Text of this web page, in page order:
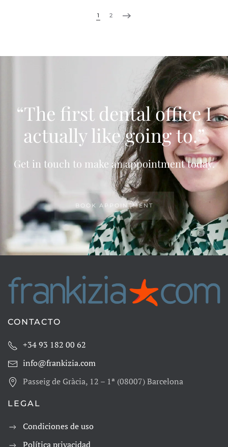
1 2
“The first dental officeI
actually like going to.”
Get in touch to make an appointment today.
BOOK APPOINTMENT
CONTACTO
+34 93 182 00 62
info@frankizia.com
Passeig de Gràcia, 12 – 1ª (08007) Barcelona
LEGAL
Condiciones de uso
Política privacidad